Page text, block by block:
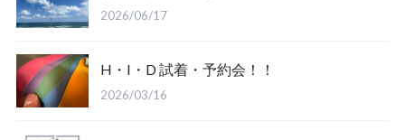
Salty Crew 2026/06/17
H・I・D 試着・予約会！！
2026/03/16